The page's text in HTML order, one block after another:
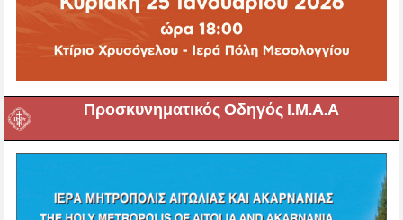
Προσκυνηματικός Οδηγός Ι.Μ.Α.Α